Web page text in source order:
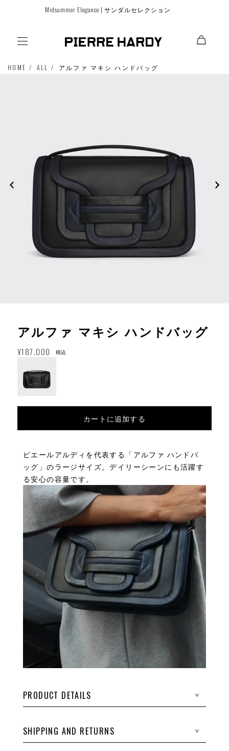
Midsummer Elegance | サンダルセレクション
HOME ALL アルファ マキシ ハンドバッグ
アルファ マキシ ハンドバッグ
通
価
格
¥187,000 税込
カートに追加する
ピエールアルディを代表する「アルファ ハンドバ
ッグ」のラージサイズ。デイリーシーンにも活躍す
る安心の容量です。
PRODUCT DETAILS >
SHIPPING AND RETURNS >